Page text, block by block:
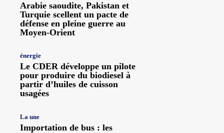
Arabie saoudite, Pakistan et
Turquie scellent un pacte de
défense en pleine guerre au
Moyen-Orient
énergie
Le CDER développe un pilote
pour produire du biodiesel à
partir d’huiles de cuisson
usagées
La une
Importation de bus : les